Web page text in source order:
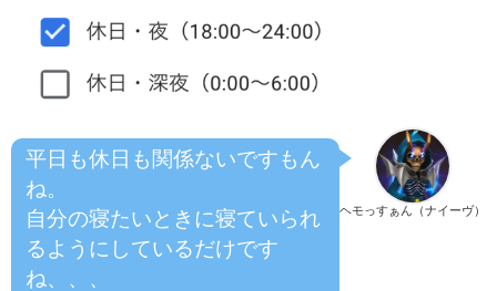
ヘモっすぁん（ナイーヴ）
平日も休日も関係ないですもん
ね。
自分の寝たいときに寝ていられ
るようにしているだけです
ね、、、